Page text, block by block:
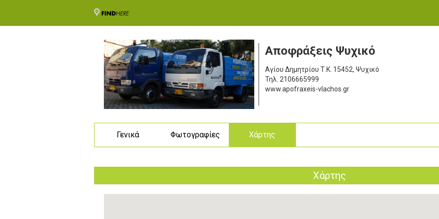
Αποφράξεις Ψυχικό
Αγίου Δημητρίου Τ.Κ. 15452, Ψυχικό
Τηλ. 2106665999
www.apofraxeis-vlachos.gr
Γενικά Φωτογραφίες Χάρτης
Χάρτης